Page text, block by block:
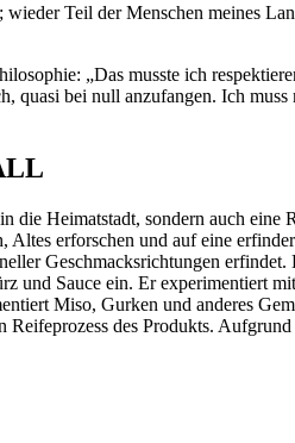
Teil der Menschen meines
„Das musste ich
quasi bei null anzufangen. Ich
Heimatstadt, sondern auch
Altes erforschen und auf eine
Geschmacksrichtungen
und Sauce ein. Er experimentiert
Miso, Gurken und anderes
Reifeprozess des Produkts.